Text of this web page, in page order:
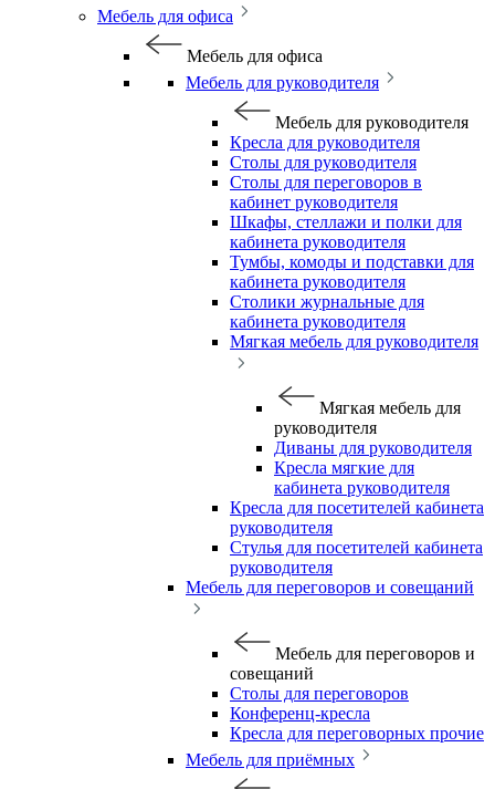
Мебель для офиса
Мебель для офиса
Мебель для руководителя
Мебель для руководителя
Кресла для руководителя
Столы для руководителя
Столы для переговоров в
кабинет руководителя
Шкафы, стеллажи и полки для
кабинета руководителя
Тумбы, комоды и подставки для
кабинета руководителя
Столики журнальные для
кабинета руководителя
Мягкая мебель для руководителя
Мягкая мебель для
руководителя
Диваны для руководителя
Кресла мягкие для
кабинета руководителя
Кресла для посетителей кабинета
руководителя
Стулья для посетителей кабинета
руководителя
Мебель для переговоров и совещаний
Мебель для переговоров и
совещаний
Столы для переговоров
Конференц-кресла
Кресла для переговорных прочие
Мебель для приёмных